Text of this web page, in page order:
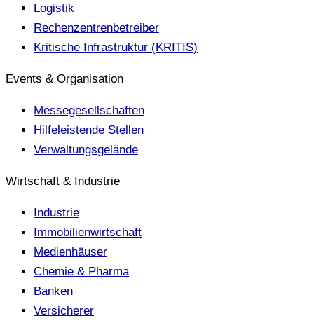
Logistik
Rechenzentrenbetreiber
Kritische Infrastruktur (KRITIS)
Events & Organisation
Messegesellschaften
Hilfeleistende Stellen
Verwaltungsgelände
Wirtschaft & Industrie
Industrie
Immobilienwirtschaft
Medienhäuser
Chemie & Pharma
Banken
Versicherer